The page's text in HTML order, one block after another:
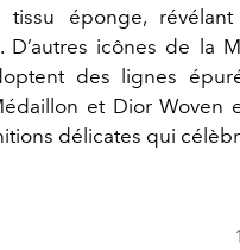
tissu éponge,
D’autres icônes de la
des lignes
et Dior Woven
délicates qui
1